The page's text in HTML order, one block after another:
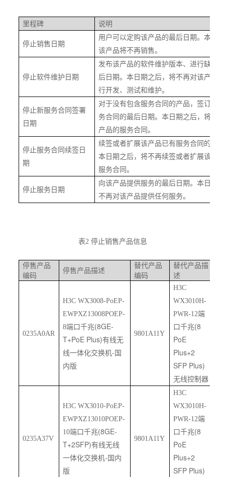
里程碑 说明
停止销售日期
用户可以定购该产品的最后日期。本日
该产品将不再销售。
停止软件维护日期
发布该产品的软件维护版本、进行缺陷
后日期。本日期之后，将不再对该产品
行开发、测试和维护。
停止新服务合同签署
日期
对于没有包含服务合同的产品，签订该
务合同的最后日期。本日期之后，将不
产品的服务合同。
停止服务合同续签日
期
续签或者扩展该产品已有服务合同的最
本日期之后，将不再续签或者扩展该产
服务合同。
停止服务日期
向该产品提供服务的最后日期。本日期
不再对该产品提供任何服务。
表2 停止销售产品信息
停售产品
编码
停售产品描述
替代产品
编码
替代产品描
述
0235A0AR
H3C WX3008-PoEP-
EWPXZ13008POEP-
8端口千兆(8GE-
T+PoE Plus)有线无
线一体化交换机- 国
内版
9801A11Y
H3C
WX3010H-
PWR-12端
口千兆(8
PoE
Plus+2
SFP Plus)
无线控制器
0235A37V
H3C WX3010-PoEP-
EWPXZ13010POEP-
10端口千兆(8GE-
T+2SFP)有线无线
一体化交换机- 国内
版
9801A11Y
H3C
WX3010H-
PWR-12端
口千兆(8
PoE
Plus+2
SFP Plus)